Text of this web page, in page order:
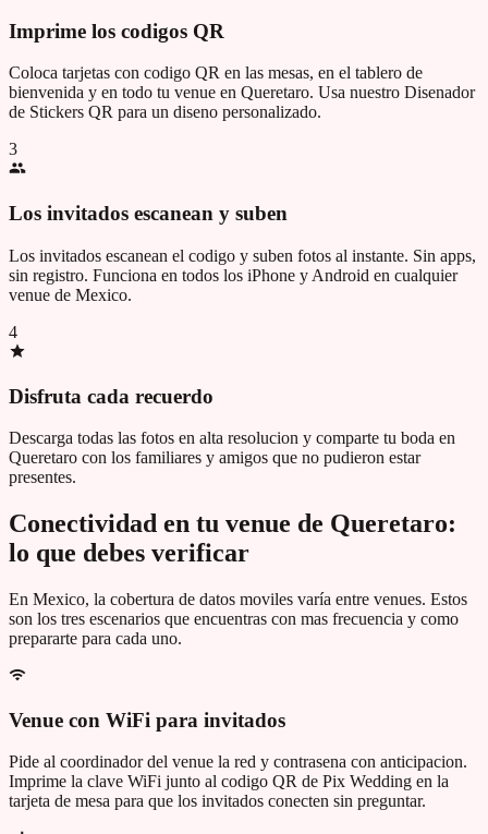
Imprime los codigos QR
Coloca tarjetas con codigo QR en las mesas, en el tablero de
bienvenida y en todo tu venue en Queretaro. Usa nuestro Disenador
de Stickers QR para un diseno personalizado.
3
Los invitados escanean y suben
Los invitados escanean el codigo y suben fotos al instante. Sin apps,
sin registro. Funciona en todos los iPhone y Android en cualquier
venue de Mexico.
4
Disfruta cada recuerdo
Descarga todas las fotos en alta resolucion y comparte tu boda en
Queretaro con los familiares y amigos que no pudieron estar
presentes.
Conectividad en tu venue de Queretaro:
lo que debes verificar
En Mexico, la cobertura de datos moviles varía entre venues. Estos
son los tres escenarios que encuentras con mas frecuencia y como
prepararte para cada uno.
Venue con WiFi para invitados
Pide al coordinador del venue la red y contrasena con anticipacion.
Imprime la clave WiFi junto al codigo QR de Pix Wedding en la
tarjeta de mesa para que los invitados conecten sin preguntar.